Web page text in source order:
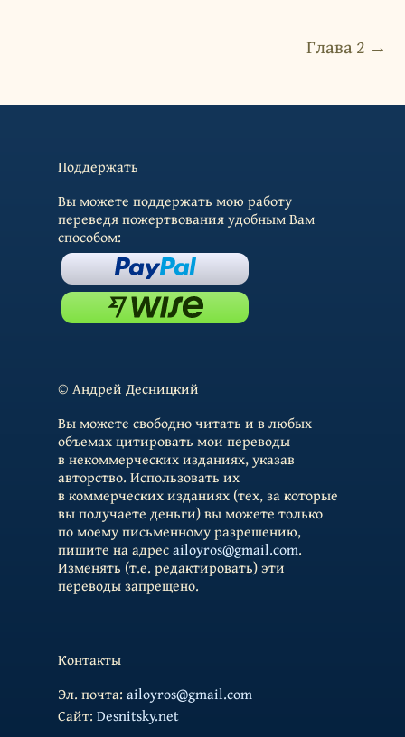
Глава 2 →
Поддержать
Вы можете поддержать мою работу
переведя пожертвования удобным Вам
способом:
© Андрей Десницкий
Вы можете свободно читать и в любых
объемах цитировать мои переводы
в некоммерческих изданиях, указав
авторство. Использовать их
в коммерческих изданиях (тех, за которые
вы получаете деньги) вы можете только
по моему письменному разрешению,
пишите на адресailoyros@gmail.com.
Изменять (т.е. редактировать) эти
переводы запрещено.
Контакты
Эл. почта: ailoyros@gmail.com
Cайт: Desnitsky.net